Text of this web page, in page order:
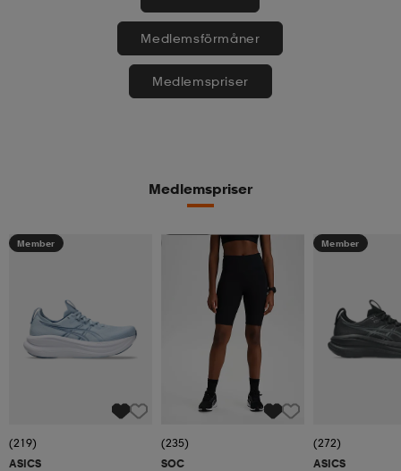
Medlemsförmåner
Medlemspriser
Medlemspriser
Member
(219)
ASICS
(235)
SOC
Member
(272)
ASICS